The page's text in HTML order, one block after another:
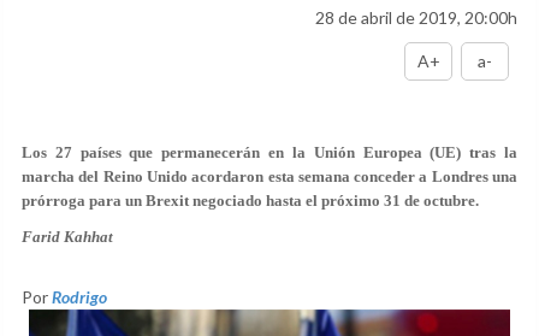
28 de abril de 2019, 20:00h
A+ a-
Los 27 países que permanecerán en la Unión Europea (UE) tras la
marcha del Reino Unido acordaron esta semana conceder a Londres una
prórroga para un Brexit negociado hasta el próximo 31 de octubre.
Farid Kahhat
PorRodrigo